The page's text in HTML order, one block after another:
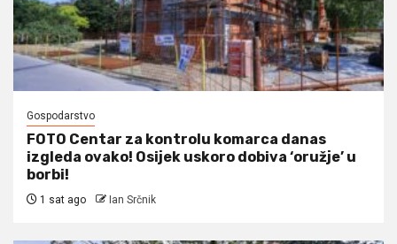
Gospodarstvo
FOTO Centar za kontrolu komarca danas
izgleda ovako! Osijek uskoro dobiva ‘oružje’ u
borbi!
1 sat ago Ian Srčnik